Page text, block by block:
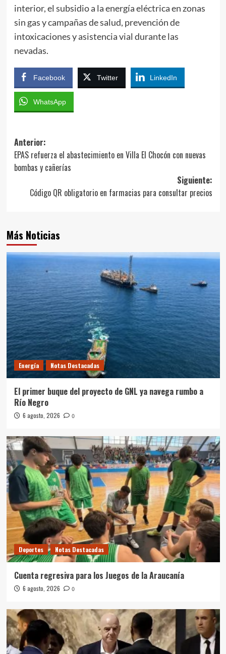
interior, el subsidio a la energía eléctrica en zonas
sin gas y campañas de salud, prevención de
intoxicaciones y asistencia vial durante las
nevadas.
Facebook Twitter LinkedIn
WhatsApp
Navegación
de
entradas
Anterior:
EPAS refuerza el abastecimiento en Villa El Chocón con nuevas
bombas y cañerías
Siguiente:
Código QR obligatorio en farmacias para consultar precios
Más Noticias
Energía Notas Destacadas
El primer buque del proyecto de GNL ya navega rumbo a
Río Negro
6 agosto, 2026 0
Deportes Notas Destacadas
Cuenta regresiva para los Juegos de la Araucanía
6 agosto, 2026 0